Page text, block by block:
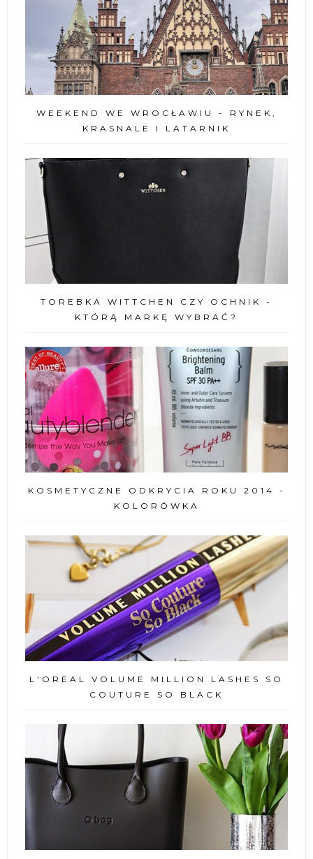
WEEKEND WE WROCŁAWIU - RYNEK,
KRASNALE I LATARNIK
TOREBKA WITTCHEN CZY OCHNIK -
KTÓRĄ MARKĘ WYBRAĆ?
KOSMETYCZNE ODKRYCIA ROKU 2014 -
KOLORÓWKA
L'OREAL VOLUME MILLION LASHES SO
COUTURE SO BLACK